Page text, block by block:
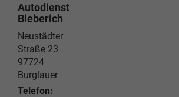
Autodienst
Bieberich
Neustädter
Straße 23
97724
Burglauer
Telefon: